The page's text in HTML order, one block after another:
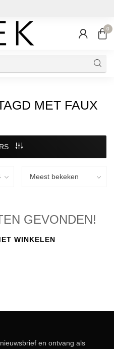
0
MET FAUX
GEVONDEN!
WINKELEN
en ontvang als